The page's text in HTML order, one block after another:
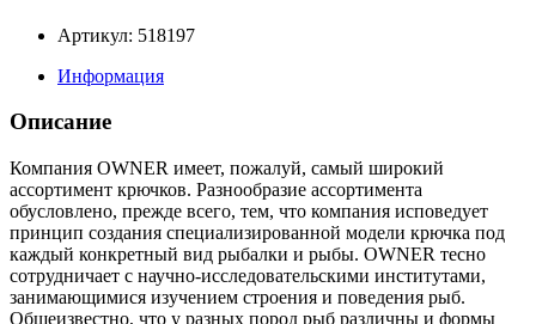
Артикул: 518197
Информация
Описание
Компания OWNER имеет, пожалуй, самый широкий
ассортимент крючков. Разнообразие ассортимента
обусловлено, прежде всего, тем, что компания исповедует
принцип создания специализированной модели крючка под
каждый конкретный вид рыбалки и рыбы. OWNER тесно
сотрудничает с научно-исследовательскими институтами,
занимающимися изучением строения и поведения рыб.
Общеизвестно, что у разных пород рыб различны и формы